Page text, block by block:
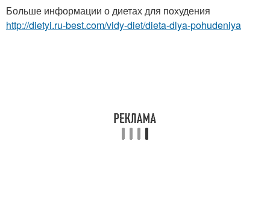
Больше информации о диетах для похудения
http://dietyi.ru-best.com/vidy-diet/dieta-dlya-pohudeniya